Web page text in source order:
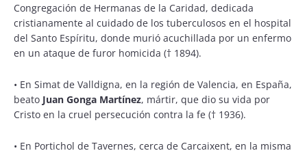
Congregación de Hermanas de la Caridad, dedicada
cristianamente al cuidado de los tuberculosos en el hospital
del Santo Espíritu, donde murió acuchillada por un enfermo
en un ataque de furor homicida († 1894).
• En Simat de Valldigna, en la región de Valencia, en España,
beato Juan Gonga Martínez, mártir, que dio su vida por
Cristo en la cruel persecución contra la fe († 1936).
• En Portichol de Tavernes, cerca de Carcaixent, en la misma